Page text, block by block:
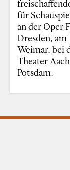
für
an der Oper
Dresden,
Weimar, bei
Theater
Potsdam.